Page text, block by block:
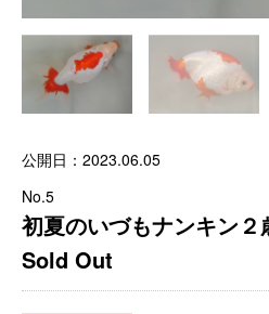
公開日：2023.06.05
No.5
初夏のいづもナンキン
Sold Out